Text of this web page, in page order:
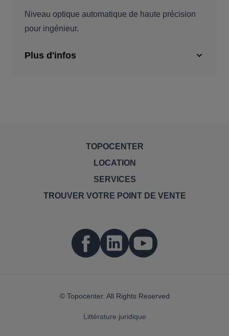
Niveau optique automatique de haute précision
pour ingénieur.
Plus d'infos
TOPOCENTER
LOCATION
SERVICES
TROUVER VOTRE POINT DE VENTE
© Topocenter. All Rights Reserved
Littérature juridique